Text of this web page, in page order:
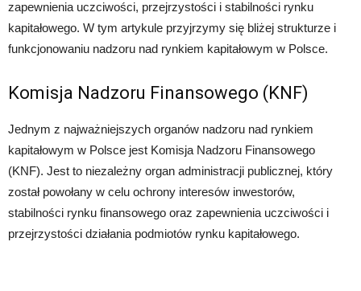
zapewnienia uczciwości, przejrzystości i stabilności rynku
kapitałowego. W tym artykule przyjrzymy się bliżej strukturze i
funkcjonowaniu nadzoru nad rynkiem kapitałowym w Polsce.
Komisja Nadzoru Finansowego (KNF)
Jednym z najważniejszych organów nadzoru nad rynkiem
kapitałowym w Polsce jest Komisja Nadzoru Finansowego
(KNF). Jest to niezależny organ administracji publicznej, który
został powołany w celu ochrony interesów inwestorów,
stabilności rynku finansowego oraz zapewnienia uczciwości i
przejrzystości działania podmiotów rynku kapitałowego.